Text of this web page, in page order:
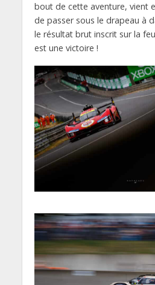
bout de cette aventure, vient
de passer sous le drapeau à
le résultat brut inscrit sur la
est une victoire !